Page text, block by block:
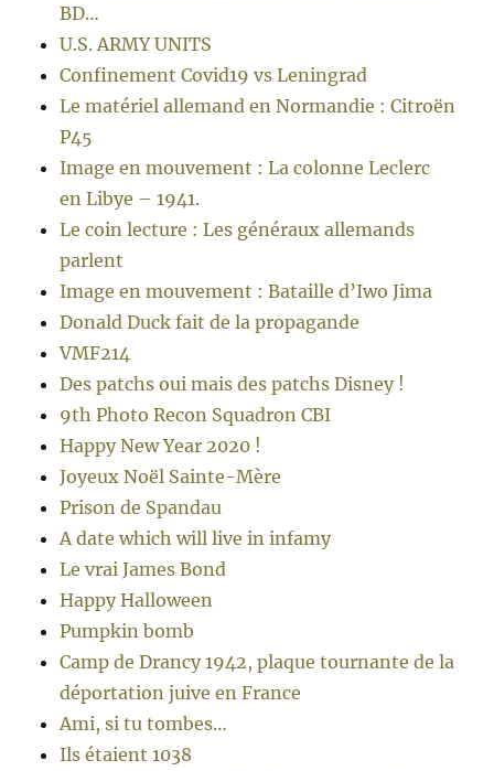
BD…
U.S. ARMY UNITS
Confinement Covid19 vs Leningrad
Le matériel allemand en Normandie : Citroën
P45
Image en mouvement : La colonne Leclerc
en Libye – 1941.
Le coin lecture : Les généraux allemands
parlent
Image en mouvement : Bataille d’Iwo Jima
Donald Duck fait de la propagande
VMF214
Des patchs oui mais des patchs Disney !
9th Photo Recon Squadron CBI
Happy New Year 2020 !
Joyeux Noël Sainte-Mère
Prison de Spandau
A date which will live in infamy
Le vrai James Bond
Happy Halloween
Pumpkin bomb
Camp de Drancy 1942, plaque tournante de la
déportation juive en France
Ami, si tu tombes…
Ils étaient 1038